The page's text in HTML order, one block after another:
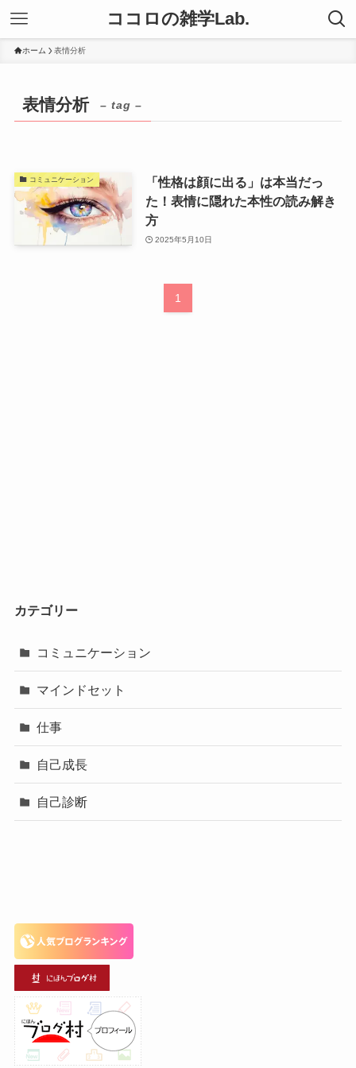
ココロの雑学Lab.
ホーム 表情分析
表情分析 – tag –
コミュニケーション
「性格は顔に出る」は本当だっ
た！表情に隠れた本性の読み解き
方
2025年5月10日
1
カテゴリー
コミュニケーション
マインドセット
仕事
自己成長
自己診断